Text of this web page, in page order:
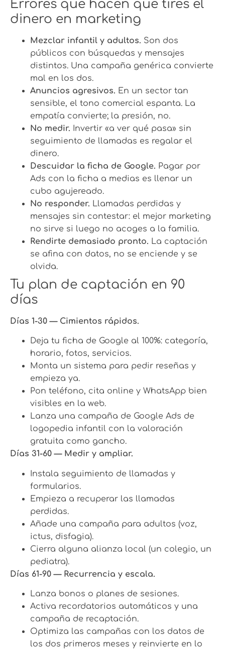
Errores que hacen que tires el
dinero en marketing
Mezclar infantil y adultos. Son dos
públicos con búsquedas y mensajes
distintos. Una campaña genérica convierte
mal en los dos.
Anuncios agresivos. En un sector tan
sensible, el tono comercial espanta. La
empatía convierte; la presión, no.
No medir. Invertir «a ver qué pasa» sin
seguimiento de llamadas es regalar el
dinero.
Descuidar la ficha de Google. Pagar por
Ads con la ficha a medias es llenar un
cubo agujereado.
No responder. Llamadas perdidas y
mensajes sin contestar: el mejor marketing
no sirve si luego no acoges a la familia.
Rendirte demasiado pronto. La captación
se afina con datos, no se enciende y se
olvida.
Tu plan de captación en 90
días
Días 1-30 — Cimientos rápidos.
Deja tu ficha de Google al 100%: categoría,
horario, fotos, servicios.
Monta un sistema para pedir reseñas y
empieza ya.
Pon teléfono, cita online y WhatsApp bien
visibles en la web.
Lanza una campaña de Google Ads de
logopedia infantil con la valoración
gratuita como gancho.
Días 31-60 — Medir y ampliar.
Instala seguimiento de llamadas y
formularios.
Empieza a recuperar las llamadas
perdidas.
Añade una campaña para adultos (voz,
ictus, disfagia).
Cierra alguna alianza local (un colegio, un
pediatra).
Días 61-90 — Recurrencia y escala.
Lanza bonos o planes de sesiones.
Activa recordatorios automáticos y una
campaña de recaptación.
Optimiza las campañas con los datos de
los dos primeros meses y reinvierte en lo